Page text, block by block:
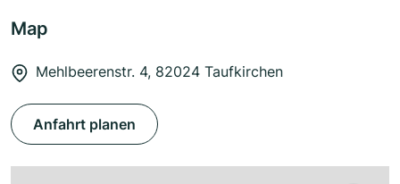
Map
Mehlbeerenstr. 4, 82024 Taufkirchen
Anfahrt planen